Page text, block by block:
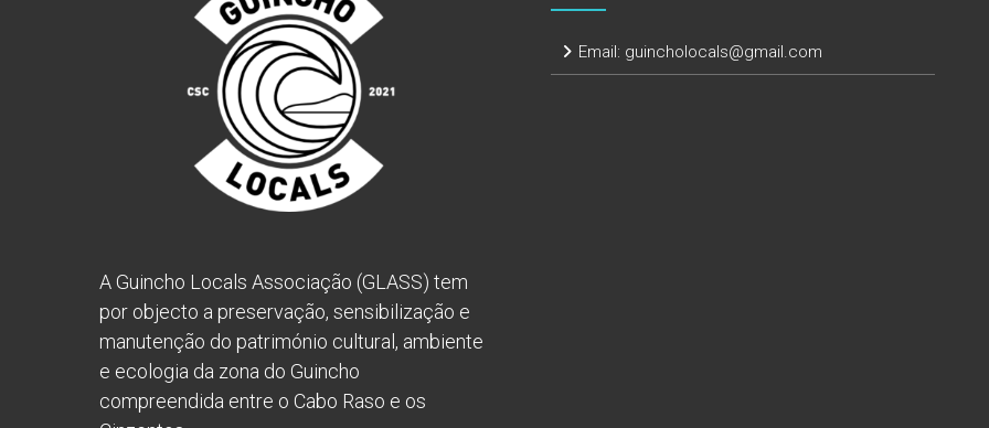
A Guincho Locals Associação (GLASS) tem
por objecto a preservação, sensibilização e
manutenção do património cultural, ambiente
e ecologia da zona do Guincho
compreendida entre o Cabo Raso e os
Email: guincholocals@gmail.com